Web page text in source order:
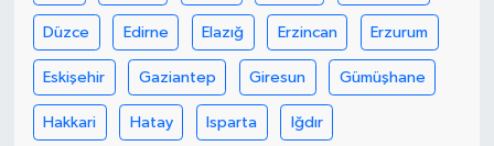
Düzce Edirne Elazığ Erzincan Erzurum
Eskişehir Gaziantep Giresun Gümüşhane
Hakkari Hatay Isparta Iğdır